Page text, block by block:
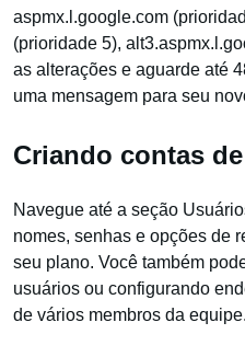
aspmx.l.google.com
(prioridade 5),
as alterações e aguarde até
uma mensagem para seu
Criando contas
Navegue até a seção
nomes, senhas e opções de
seu plano. Você também
usuários ou configurando
de vários membros da equipe.